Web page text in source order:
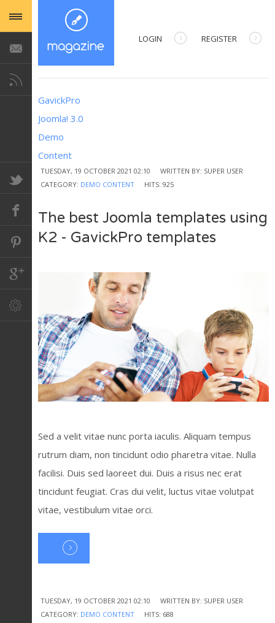
LOGIN REGISTER
GavickPro
Joomla! 3.0
Demo
Content
TUESDAY, 19 OCTOBER 2021 02:10
WRITTEN BY: SUPER USER
CATEGORY: DEMO CONTENT HITS: 925
The best Joomla templates using
K2 - GavickPro templates
Sed a velit vitae nunc porta iaculis. Aliquam tempus
rutrum diam, non tincidunt odio pharetra vitae. Nulla
facilisi. Duis sed laoreet dui. Duis a risus nec erat
tincidunt feugiat. Cras dui velit, luctus vitae volutpat
vitae, vestibulum vitae orci.
TUESDAY, 19 OCTOBER 2021 02:10
WRITTEN BY: SUPER USER
CATEGORY: DEMO CONTENT HITS: 688
USERNAME
Forgot your password?
Forgot your username?